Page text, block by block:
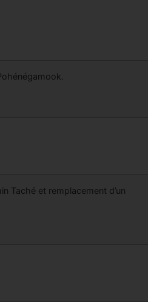
Taché et remplacement d’un